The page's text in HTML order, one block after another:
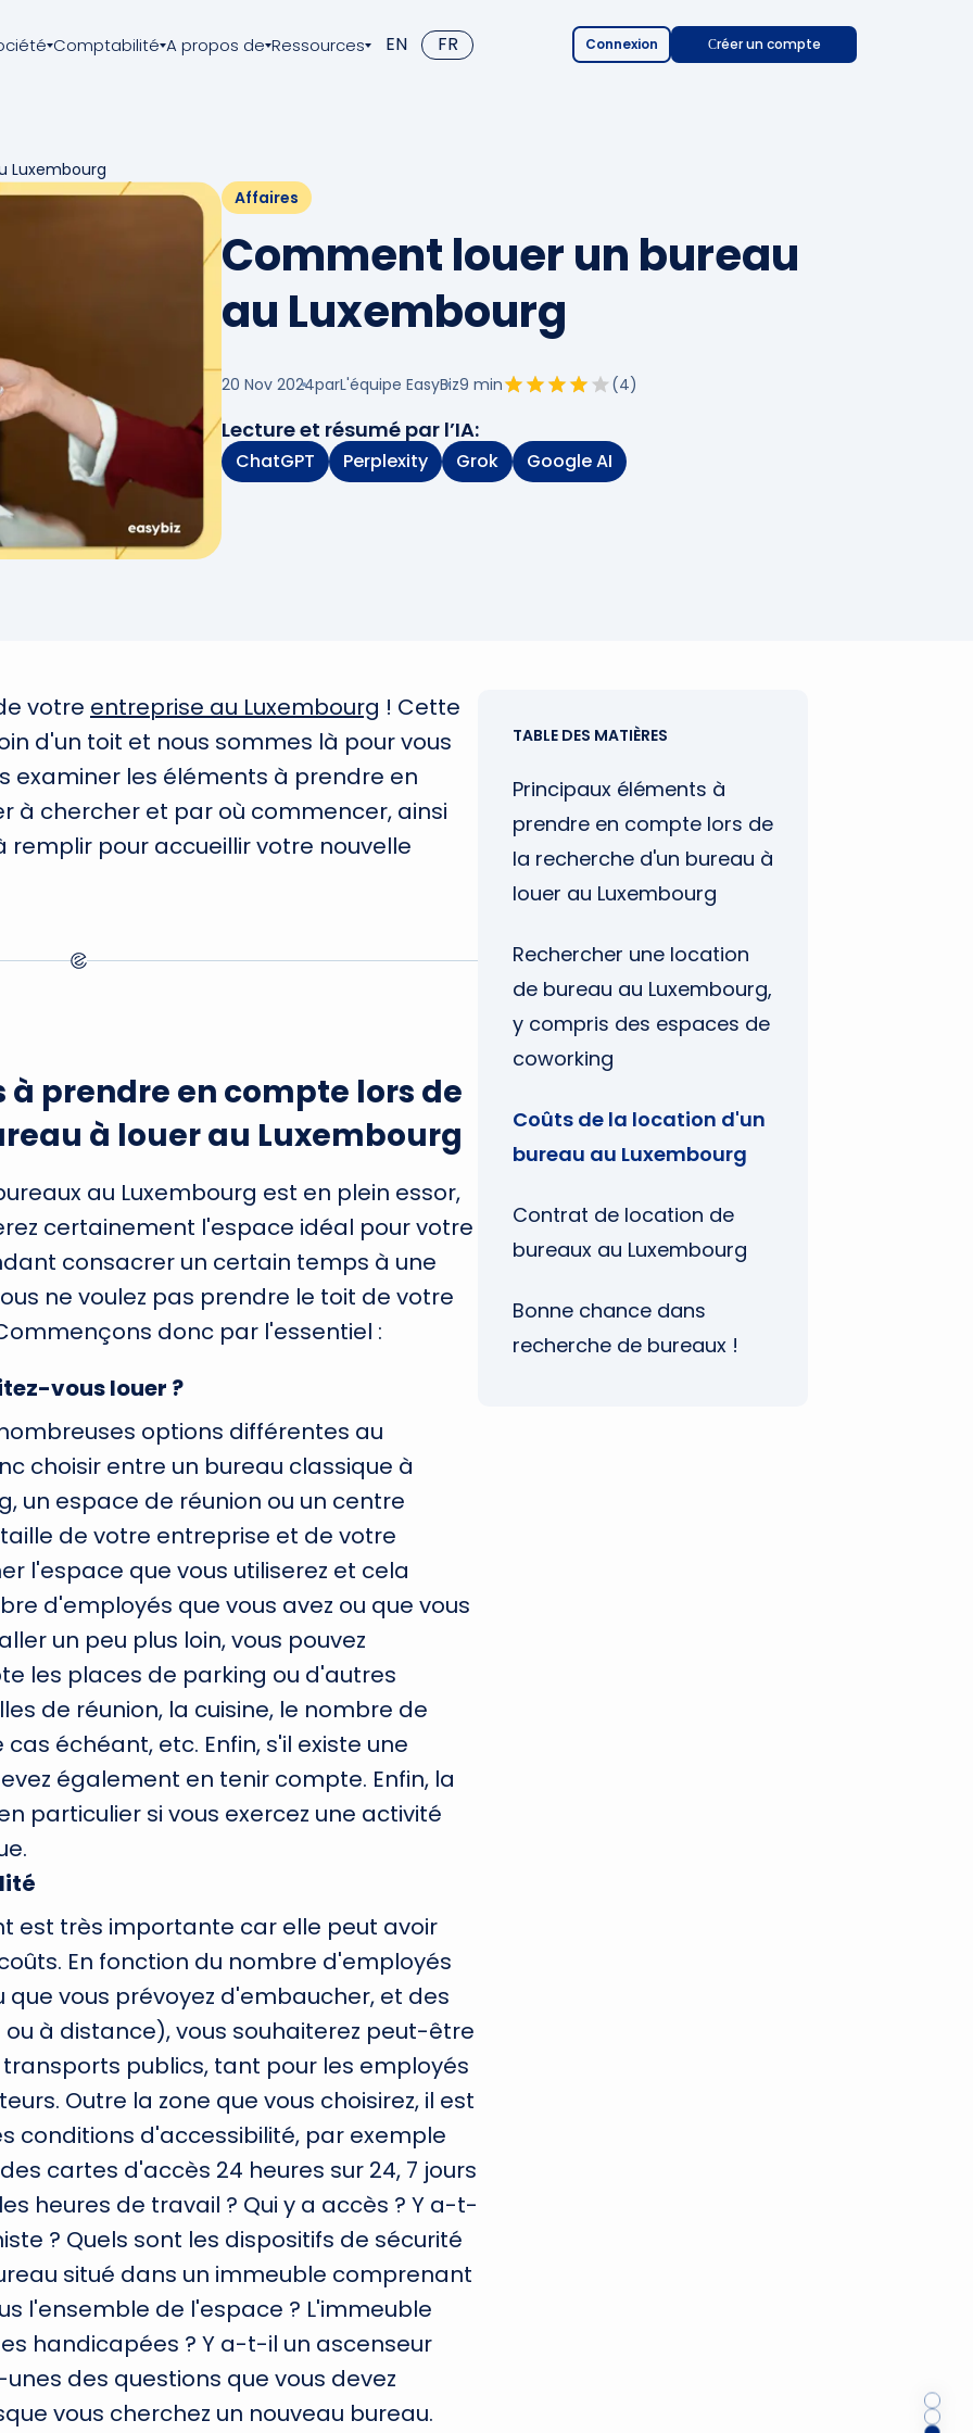
Comptabilité A propos de Ressources EN FR Connexion Сréer un compte
Luxembourg
Affaires
Comment louer un bureau
au Luxembourg
20 Nov 2024parL'équipe EasyBiz9 min (4)
Lecture et résumé par l’IA:
ChatGPT Perplexity Grok Google AI
votre entreprise au Luxembourg ! Cette
d'un toit et nous sommes là pour vous
examiner les éléments à prendre en
chercher et par où commencer, ainsi
remplir pour accueillir votre nouvelle
prendre en compte lors de
à louer au Luxembourg
au Luxembourg est en plein essor,
certainement l'espace idéal pour votre
consacrer un certain temps à une
ne voulez pas prendre le toit de votre
donc par l'essentiel :
vous louer ?
options différentes au
choisir entre un bureau classique à
un espace de réunion ou un centre
de votre entreprise et de votre
l'espace que vous utiliserez et cela
d'employés que vous avez ou que vous
un peu plus loin, vous pouvez
les places de parking ou d'autres
de réunion, la cuisine, le nombre de
échéant, etc. Enfin, s'il existe une
également en tenir compte. Enfin, la
particulier si vous exercez une activité
est très importante car elle peut avoir
En fonction du nombre d'employés
vous prévoyez d'embaucher, et des
à distance), vous souhaiterez peut-être
publics, tant pour les employés
Outre la zone que vous choisirez, il est
conditions d'accessibilité, par exemple
cartes d'accès 24 heures sur 24, 7 jours
heures de travail ? Qui y a accès ? Y a-t-
? Quels sont les dispositifs de sécurité
situé dans un immeuble comprenant
l'ensemble de l'espace ? L'immeuble
handicapées ? Y a-t-il un ascenseur
des questions que vous devez
vous cherchez un nouveau bureau.
TABLE DES MATIÈRES
Principaux éléments à
prendre en compte lors de
la recherche d'un bureau à
louer au Luxembourg
Rechercher une location
de bureau au Luxembourg,
y compris des espaces de
coworking
Coûts de la location d'un
bureau au Luxembourg
Contrat de location de
bureaux au Luxembourg
Bonne chance dans
recherche de bureaux !